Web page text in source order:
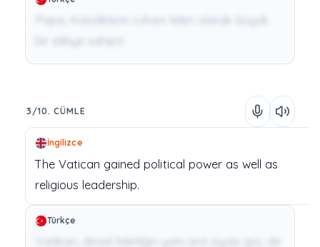
Papa, Katoliklerin ruhani lideri olarak büyük
bir etkiye sahipti.
3/10. CÜMLE
İngilizce
The Vatican gained political power as well as
religious leadership.
Türkçe
Vatikan, dinsel liderliğin yanı sıra siyasi güç de